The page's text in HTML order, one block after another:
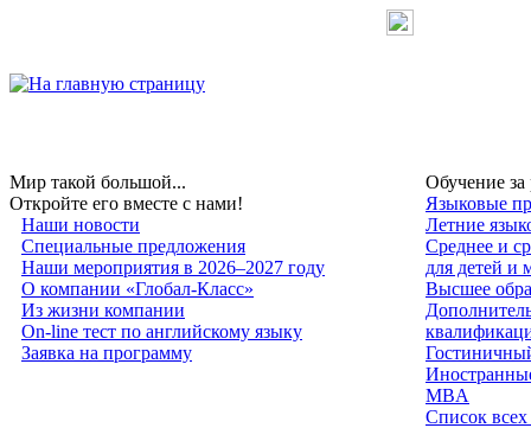
Мир такой большой...
Откройте его вместе с нами!
Наши новости
Специальные предложения
Наши мероприятия в 2026–2027 году
О компании «Глобал-Класс»
Из жизни компании
On-line тест по английскому языку
Заявка на программу
Обучение
Языковые
Летние
Среднее и
для детей и
Высшее
MBA
Список